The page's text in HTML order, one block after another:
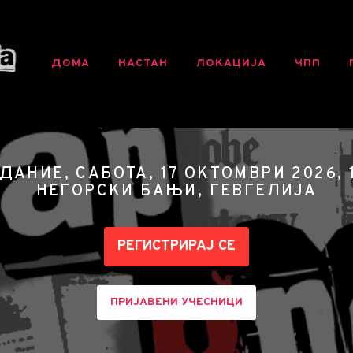
ДОМА НАСТАН ЛОКАЦИЈА ЧПП
САБОТА, 17 ОКТОМВРИ 2026,
НЕГОРСКИ БАЊИ, ГЕВГЕЛИЈА
РЕГИСТРИРАЈ СЕ
ПРИЈАВЕНИ УЧЕСНИЦИ